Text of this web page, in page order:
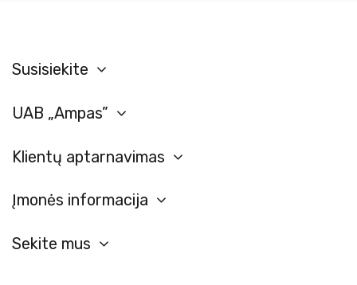
Susisiekite
UAB „Ampas”
Klientų aptarnavimas
Įmonės informacija
Sekite mus